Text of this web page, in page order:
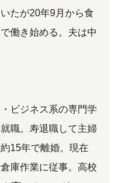
たが20年9月から食
働き始める。夫は中
ビジネス系の専門学
職。寿退職して主婦
15年で離婚。現在
庫作業に従事。高校